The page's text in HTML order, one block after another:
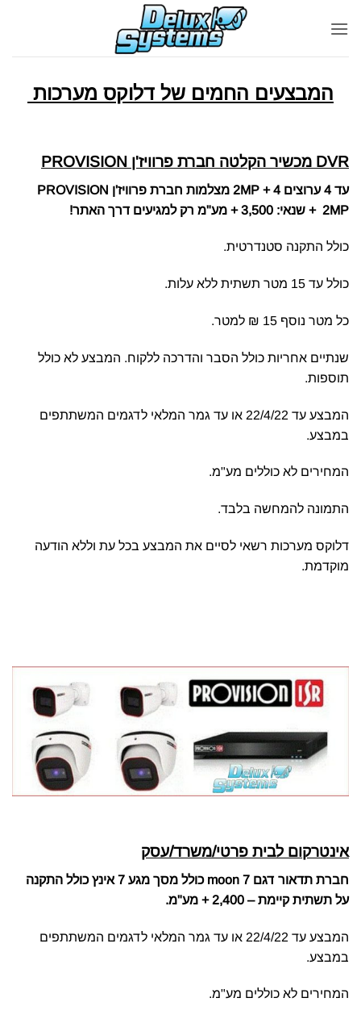
המבצעים החמים של דלוקס מערכות
DVR מכשיר הקלטה חברת פרוויז'ן PROVISION
עד 4 ערוצים 2MP + 4 מצלמות חברת פרוויז'ן PROVISION
2MP + שנאי: 3,500 + מע"מ רק למגיעים דרך האתר!
כולל התקנה סטנדרטית.
כולל עד 15 מטר תשתית ללא עלות.
כל מטר נוסף 15 ₪ למטר.
שנתיים אחריות כולל הסבר והדרכה ללקוח. המבצע לא כולל
תוספות.
המבצע עד 22/4/22 או עד גמר המלאי לדגמים המשתתפים
במבצע.
המחירים לא כוללים מע"מ.
התמונה להמחשה בלבד.
דלוקס מערכות רשאי לסיים את המבצע בכל עת וללא הודעה
מוקדמת.
אינטרקום לבית פרטי/משרד/עסק
חברת תדאור דגם moon 7 כולל מסך מגע 7 אינץ כולל התקנה
על תשתית קיימת – 2,400 + מע"מ.
המבצע עד 22/4/22 או עד גמר המלאי לדגמים המשתתפים
במבצע.
המחירים לא כוללים מע"מ.